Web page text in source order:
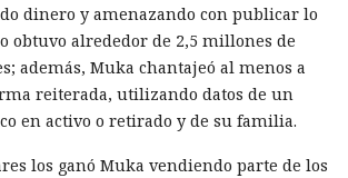
dinero y amenazando con publicar lo
obtuvo alrededor de 2,5 millones de
además, Muka chantajeó al menos a
reiterada, utilizando datos de un
en activo o retirado y de su familia.
los ganó Muka vendiendo parte de los
valientes y prácticamente sin heroínas:
de la literatura.